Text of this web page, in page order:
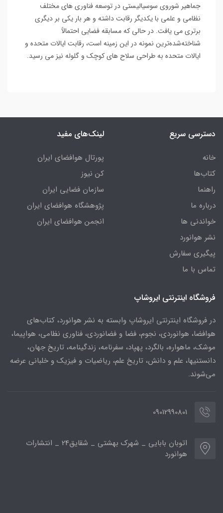
جماهیر شوروی سوسیالیستی در توسعه فناوری های مختلف
نظامی و علمی با یکدیگر رقابت داشته و هر بار یکی بر دیگری
برتری می یافت. در حالی که مسابقه فضایی احتمالاً
شناخته‌شده‌ترین نمونه در این زمینه است، رقابت ایالات متحده و
ایالات متحده به طراحی سلاح های کوچک و گلوله نیز می رسید.
دسترسی سریع
خانه
کتاب‌ها
راهنما
درباره ما
خواندنی ها
نشر هوانورد
پیگیری سفارش
تماس با ما
لینک‌های مفید
پورتال هوافضای ایران
کن نیوز
سازمان فضایی ایران
پژوهشگاه هوافضای ایران
انجمن هوافضای ایران
فروشگاه اینترنتی ایروشاپ
در فروشگاه اینترنتی ایروشاپ وابسته به نشر هوانورد، کتاب‌های
هوافضا، هوانوردی، نجوم، فضا و فضانوردی، فناوری نظامی، هواپیما،
موشک، ماهواره، بالگرد، پهپاد، سفرنامه، زندگینامه، تاریخ جهان،
دانستنیها، علم و دانش، تاریخ علم، ریاضیات و فیزیک و خلبانی عرضه
می‌شوند.
09012990801
اتوبان بابایی _ شهرک بهشتی _ شقایق24 _ انتشارات
هوانورد